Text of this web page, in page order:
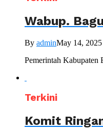
Wabup.
By adminMay 14, 2025
Pemerintah Kabupaten
Terkini
Komit